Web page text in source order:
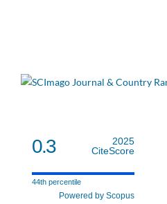
0.3
2025
CiteScore
44th percentile
Powered by Scopus